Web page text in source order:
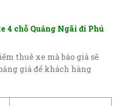
4 chỗ Quảng Ngãi đi Phú
thuê xe mà báo giá sẽ
giá để khách hàng